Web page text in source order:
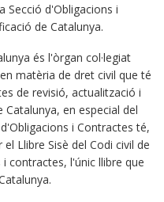
Secció d'Obligacions i
de Catalunya.
és l'òrgan col·legiat
matèria de dret civil que té
de revisió, actualització i
en especial del
i Contractes té,
Llibre Sisè del Codi civil de
contractes, l'únic llibre que